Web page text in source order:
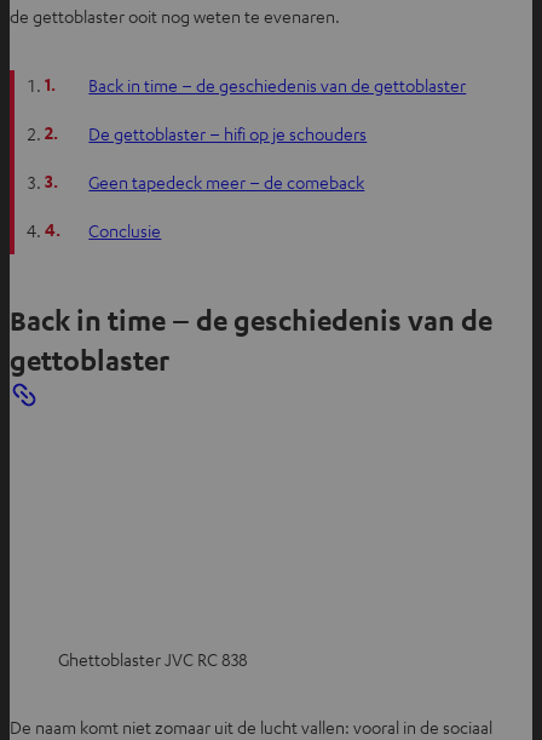
de gettoblaster ooit nog weten te evenaren.
1. Back in time – de geschiedenis van de gettoblaster
2. De gettoblaster – hifi op je schouders
3. Geen tapedeck meer – de comeback
4. Conclusie
Back in time – de geschiedenis van de
gettoblaster
Ghettoblaster JVC RC 838
De naam komt niet zomaar uit de lucht vallen: vooral in de sociaal